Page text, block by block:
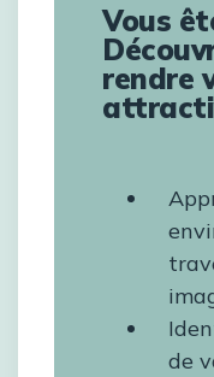
Vous
rendre
de